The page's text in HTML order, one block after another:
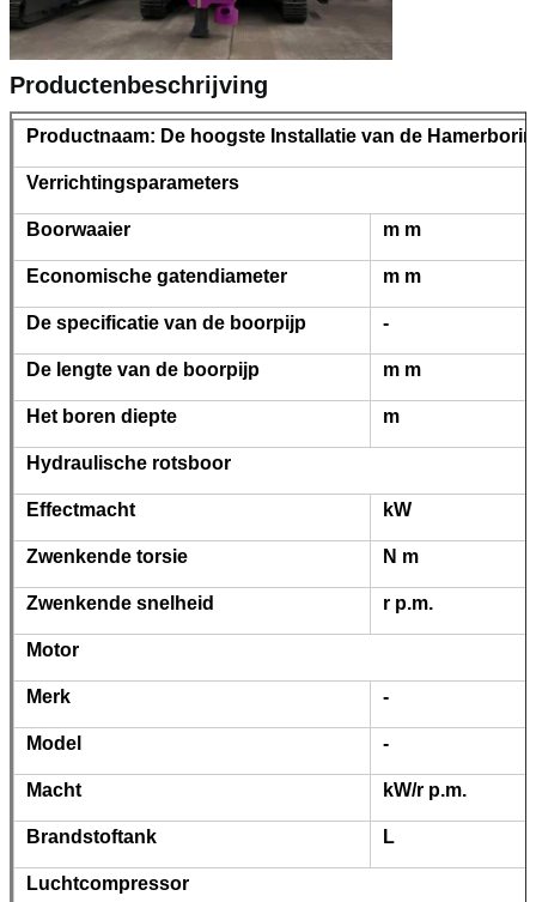
Productenbeschrijving
Productnaam: De hoogste Installatie van de
Verrichtingsparameters
Boorwaaier m m
Economische gatendiameter m m
De specificatie van de boorpijp -
De lengte van de boorpijp m m
Het boren diepte m
Hydraulische rotsboor
Effectmacht kW
Zwenkende torsie N m
Zwenkende snelheid r p.m.
Motor
Merk -
Model -
Macht kW/r p.m.
Brandstoftank L
Luchtcompressor